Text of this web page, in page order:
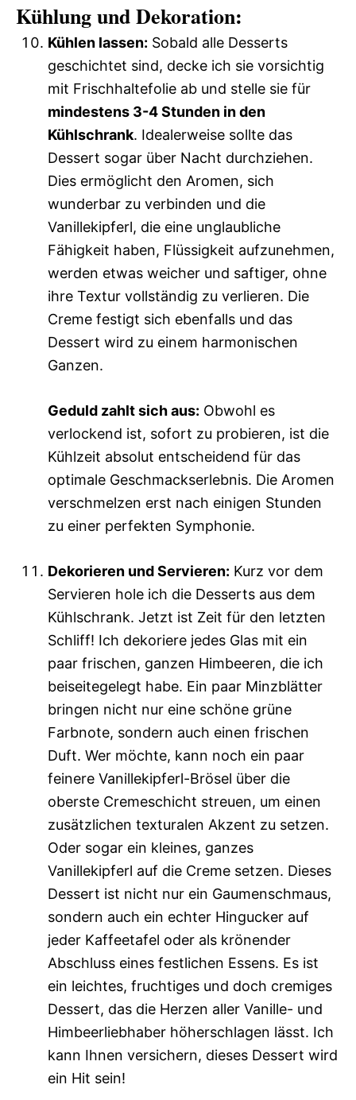
Kühlung und Dekoration:
Kühlen lassen: Sobald alle Desserts
geschichtet sind, decke ich sie vorsichtig
mit Frischhaltefolie ab und stelle sie für
mindestens 3-4 Stunden in den
Kühlschrank. Idealerweise sollte das
Dessert sogar über Nacht durchziehen.
Dies ermöglicht den Aromen, sich
wunderbar zu verbinden und die
Vanillekipferl, die eine unglaubliche
Fähigkeit haben, Flüssigkeit aufzunehmen,
werden etwas weicher und saftiger, ohne
ihre Textur vollständig zu verlieren. Die
Creme festigt sich ebenfalls und das
Dessert wird zu einem harmonischen
Ganzen.
Geduld zahlt sich aus: Obwohl es
verlockend ist, sofort zu probieren, ist die
Kühlzeit absolut entscheidend für das
optimale Geschmackserlebnis. Die Aromen
verschmelzen erst nach einigen Stunden
zu einer perfekten Symphonie.
Dekorieren und Servieren: Kurz vor dem
Servieren hole ich die Desserts aus dem
Kühlschrank. Jetzt ist Zeit für den letzten
Schliff! Ich dekoriere jedes Glas mit ein
paar frischen, ganzen Himbeeren, die ich
beiseitegelegt habe. Ein paar Minzblätter
bringen nicht nur eine schöne grüne
Farbnote, sondern auch einen frischen
Duft. Wer möchte, kann noch ein paar
feinere Vanillekipferl-Brösel über die
oberste Cremeschicht streuen, um einen
zusätzlichen texturalen Akzent zu setzen.
Oder sogar ein kleines, ganzes
Vanillekipferl auf die Creme setzen. Dieses
Dessert ist nicht nur ein Gaumenschmaus,
sondern auch ein echter Hingucker auf
jeder Kaffeetafel oder als krönender
Abschluss eines festlichen Essens. Es ist
ein leichtes, fruchtiges und doch cremiges
Dessert, das die Herzen aller Vanille- und
Himbeerliebhaber höherschlagen lässt. Ich
kann Ihnen versichern, dieses Dessert wird
ein Hit sein!